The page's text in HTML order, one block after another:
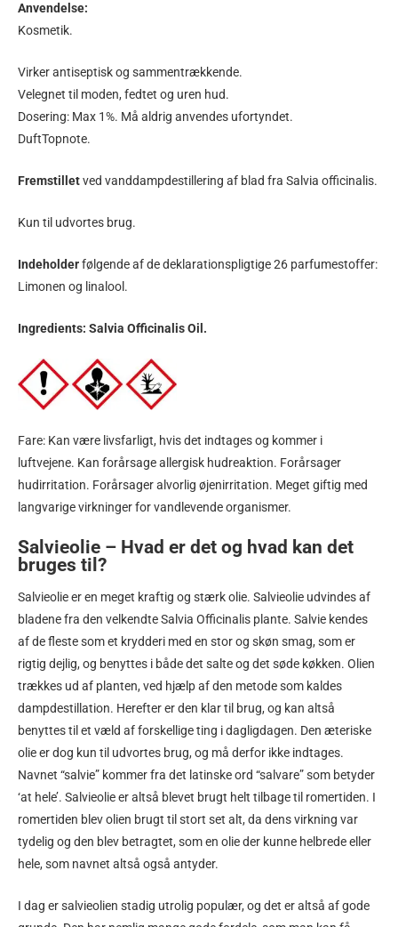
Anvendelse:
Kosmetik.
Virker antiseptisk og sammentrækkende.
Velegnet til moden, fedtet og uren hud.
Dosering: Max 1%. Må aldrig anvendes ufortyndet.
DuftTopnote.
Fremstilletved vanddampdestillering af blad fra Salvia officinalis.
Kun til udvortes brug.
Indeholderfølgende af de deklarationspligtige 26 parfumestoffer:
Limonen og linalool.
Ingredients: Salvia Officinalis Oil.
Fare: Kan være livsfarligt, hvis det indtages og kommer i
luftvejene. Kan forårsage allergisk hudreaktion. Forårsager
hudirritation. Forårsager alvorlig øjenirritation. Meget giftig med
langvarige virkninger for vandlevende organismer.
Salvieolie – Hvad er det og hvad kan det
bruges til?
Salvieolie er en meget kraftig og stærk olie. Salvieolie udvindes af
bladene fra den velkendte Salvia Officinalis plante. Salvie kendes
af de fleste som et krydderi med en stor og skøn smag, som er
rigtig dejlig, og benyttes i både det salte og det søde køkken. Olien
trækkes ud af planten, ved hjælp af den metode som kaldes
dampdestillation. Herefter er den klar til brug, og kan altså
benyttes til et væld af forskellige ting i dagligdagen. Den æteriske
olie er dog kun til udvortes brug, og må derfor ikke indtages.
Navnet “salvie” kommer fra det latinske ord “salvare” som betyder
‘at hele’. Salvieolie er altså blevet brugt helt tilbage til romertiden. I
romertiden blev olien brugt til stort set alt, da dens virkning var
tydelig og den blev betragtet, som en olie der kunne helbrede eller
hele, som navnet altså også antyder.
I dag er salvieolien stadig utrolig populær, og det er altså af gode